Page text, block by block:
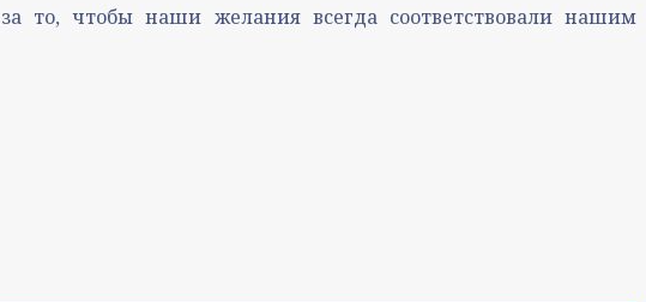
то, чтобы наши желания всегда соответствовали нашим